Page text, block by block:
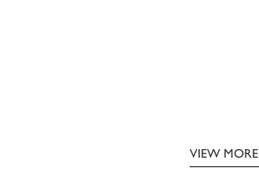
VIEW MORE